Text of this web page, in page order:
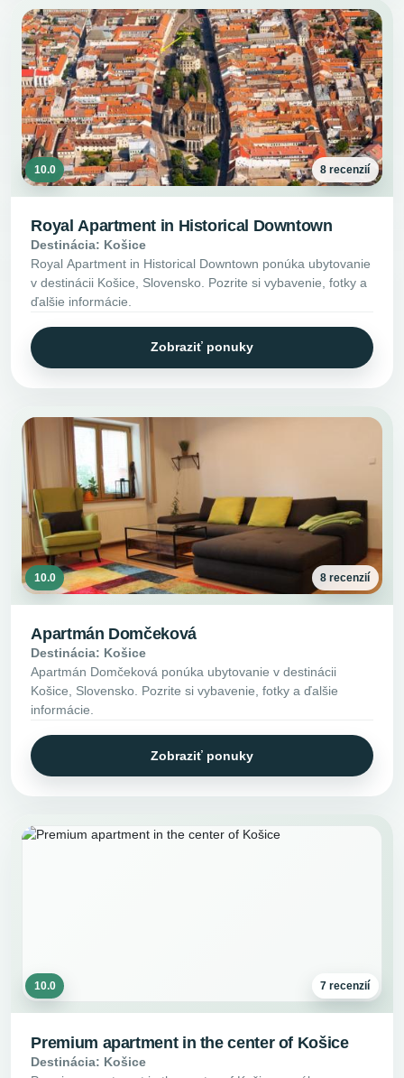
10.0 8 recenzií
Royal Apartment in Historical Downtown
Destinácia: Košice
Royal Apartment in Historical Downtown ponúka ubytovanie
v destinácii Košice, Slovensko. Pozrite si vybavenie, fotky a
ďalšie informácie.
Zobraziť ponuky
10.0 8 recenzií
Apartmán Domčeková
Destinácia: Košice
Apartmán Domčeková ponúka ubytovanie v destinácii
Košice, Slovensko. Pozrite si vybavenie, fotky a ďalšie
informácie.
Zobraziť ponuky
10.0 7 recenzií
Premium apartment in the center of Košice
Destinácia: Košice